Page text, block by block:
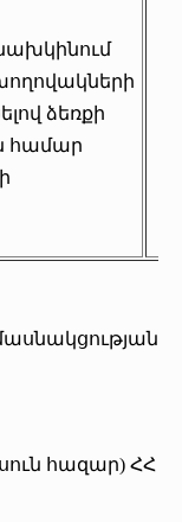
ձեռքի
համար
հազար) ՀՀ